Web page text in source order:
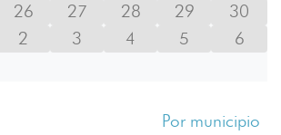
26 27 28 29
30
2 3 4 5 6
Por municipio